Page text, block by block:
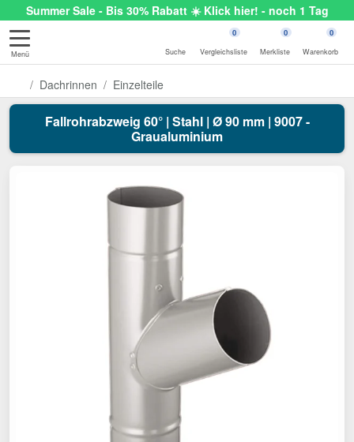
Summer Sale - Bis 30% Rabatt ☀️ Klick hier! - noch 1 Tag
Menü Suche
0
Vergleichsliste
0
Merkliste
0
Warenkorb
Dachrinnen Einzelteile
Fallrohrabzweig 60° | Stahl | Ø 90 mm | 9007 -
Graualuminium